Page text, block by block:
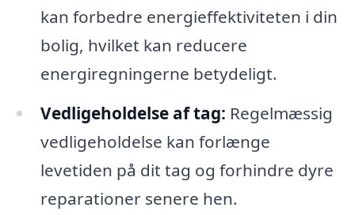
kan forbedre energieffektiviteten i din
bolig, hvilket kan reducere
energiregningerne betydeligt.
Vedligeholdelse af tag: Regelmæssig
vedligeholdelse kan forlænge
levetiden på dit tag og forhindre dyre
reparationer senere hen.